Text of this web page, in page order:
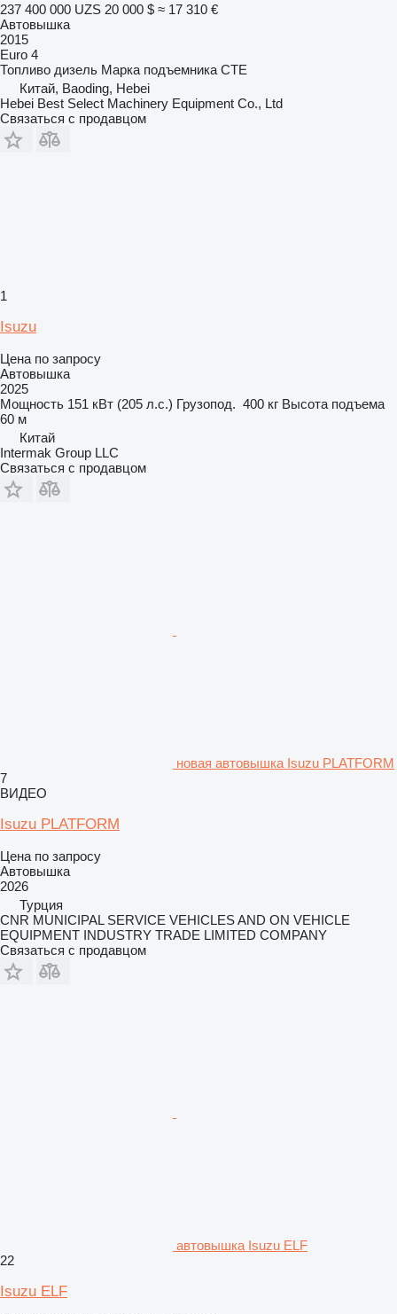
237 400 000 UZS 20 000 $ ≈ 17 310 €
Автовышка
2015
Euro 4
Топливо дизель Марка подъемника CTE
Китай, Baoding, Hebei
Hebei Best Select Machinery Equipment Co., Ltd
Связаться с продавцом
1
Isuzu
Цена по запросу
Автовышка
2025
Мощность 151 кВт (205 л.с.) Грузопод. 400 кг Высота подъема
60 м
Китай
Intermak Group LLC
Связаться с продавцом
новая автовышка Isuzu PLATFORM
7
ВИДЕО
Isuzu PLATFORM
Цена по запросу
Автовышка
2026
Турция
CNR MUNICIPAL SERVICE VEHICLES AND ON VEHICLE
EQUIPMENT INDUSTRY TRADE LIMITED COMPANY
Связаться с продавцом
автовышка Isuzu ELF
22
Isuzu ELF